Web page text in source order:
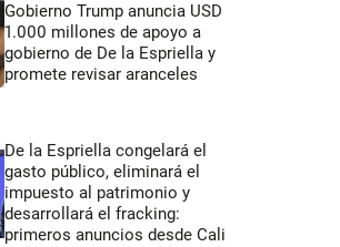
Gobierno Trump anuncia USD
1.000 millones de apoyo a
gobierno de De la Espriella y
promete revisar aranceles
De la Espriella congelará el
gasto público, eliminará el
impuesto al patrimonio y
desarrollará el fracking:
primeros anuncios desde Cali